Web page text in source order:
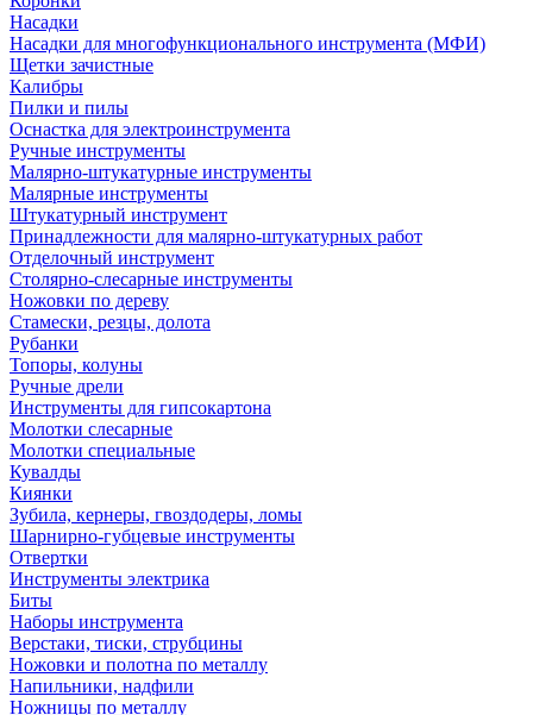
Насадки
Насадки для многофункционального инструмента (МФИ)
Щетки зачистные
Калибры
Пилки и пилы
Оснастка для электроинструмента
Ручные инструменты
Малярно-штукатурные инструменты
Малярные инструменты
Штукатурный инструмент
Принадлежности для малярно-штукатурных работ
Отделочный инструмент
Столярно-слесарные инструменты
Ножовки по дереву
Стамески, резцы, долота
Рубанки
Топоры, колуны
Ручные дрели
Инструменты для гипсокартона
Молотки слесарные
Молотки специальные
Кувалды
Киянки
Зубила, кернеры, гвоздодеры, ломы
Шарнирно-губцевые инструменты
Отвертки
Инструменты электрика
Биты
Наборы инструмента
Верстаки, тиски, струбцины
Ножовки и полотна по металлу
Напильники, надфили
Ножницы по металлу